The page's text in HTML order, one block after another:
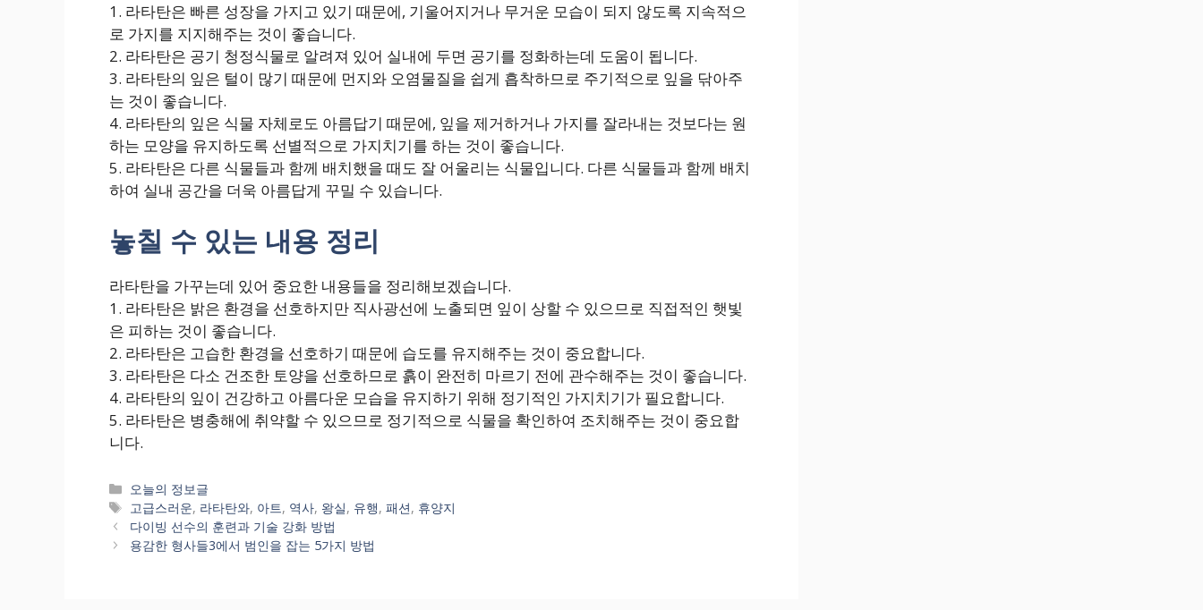
1. 라타탄은 빠른 성장을 가지고 있기 때문에, 기울어지거나 무거운 모습이 되지 않도록 지속적으
로 가지를 지지해주는 것이 좋습니다.
2. 라타탄은 공기 청정식물로 알려져 있어 실내에 두면 공기를 정화하는데 도움이 됩니다.
3. 라타탄의 잎은 털이 많기 때문에 먼지와 오염물질을 쉽게 흡착하므로 주기적으로 잎을 닦아주
는 것이 좋습니다.
4. 라타탄의 잎은 식물 자체로도 아름답기 때문에, 잎을 제거하거나 가지를 잘라내는 것보다는 원
하는 모양을 유지하도록 선별적으로 가지치기를 하는 것이 좋습니다.
5. 라타탄은 다른 식물들과 함께 배치했을 때도 잘 어울리는 식물입니다. 다른 식물들과 함께 배치
하여 실내 공간을 더욱 아름답게 꾸밀 수 있습니다.
놓칠 수 있는 내용 정리
라타탄을 가꾸는데 있어 중요한 내용들을 정리해보겠습니다.
1. 라타탄은 밝은 환경을 선호하지만 직사광선에 노출되면 잎이 상할 수 있으므로 직접적인 햇빛
은 피하는 것이 좋습니다.
2. 라타탄은 고습한 환경을 선호하기 때문에 습도를 유지해주는 것이 중요합니다.
3. 라타탄은 다소 건조한 토양을 선호하므로 흙이 완전히 마르기 전에 관수해주는 것이 좋습니다.
4. 라타탄의 잎이 건강하고 아름다운 모습을 유지하기 위해 정기적인 가지치기가 필요합니다.
5. 라타탄은 병충해에 취약할 수 있으므로 정기적으로 식물을 확인하여 조치해주는 것이 중요합
니다.
카
테
고
리
오늘의 정보글
태
그
고급스러운, 라타탄와, 아트, 역사, 왕실, 유행,패션, 휴양지
다이빙 선수의 훈련과 기술 강화 방법
용감한 형사들3에서 범인을 잡는 5가지 방법